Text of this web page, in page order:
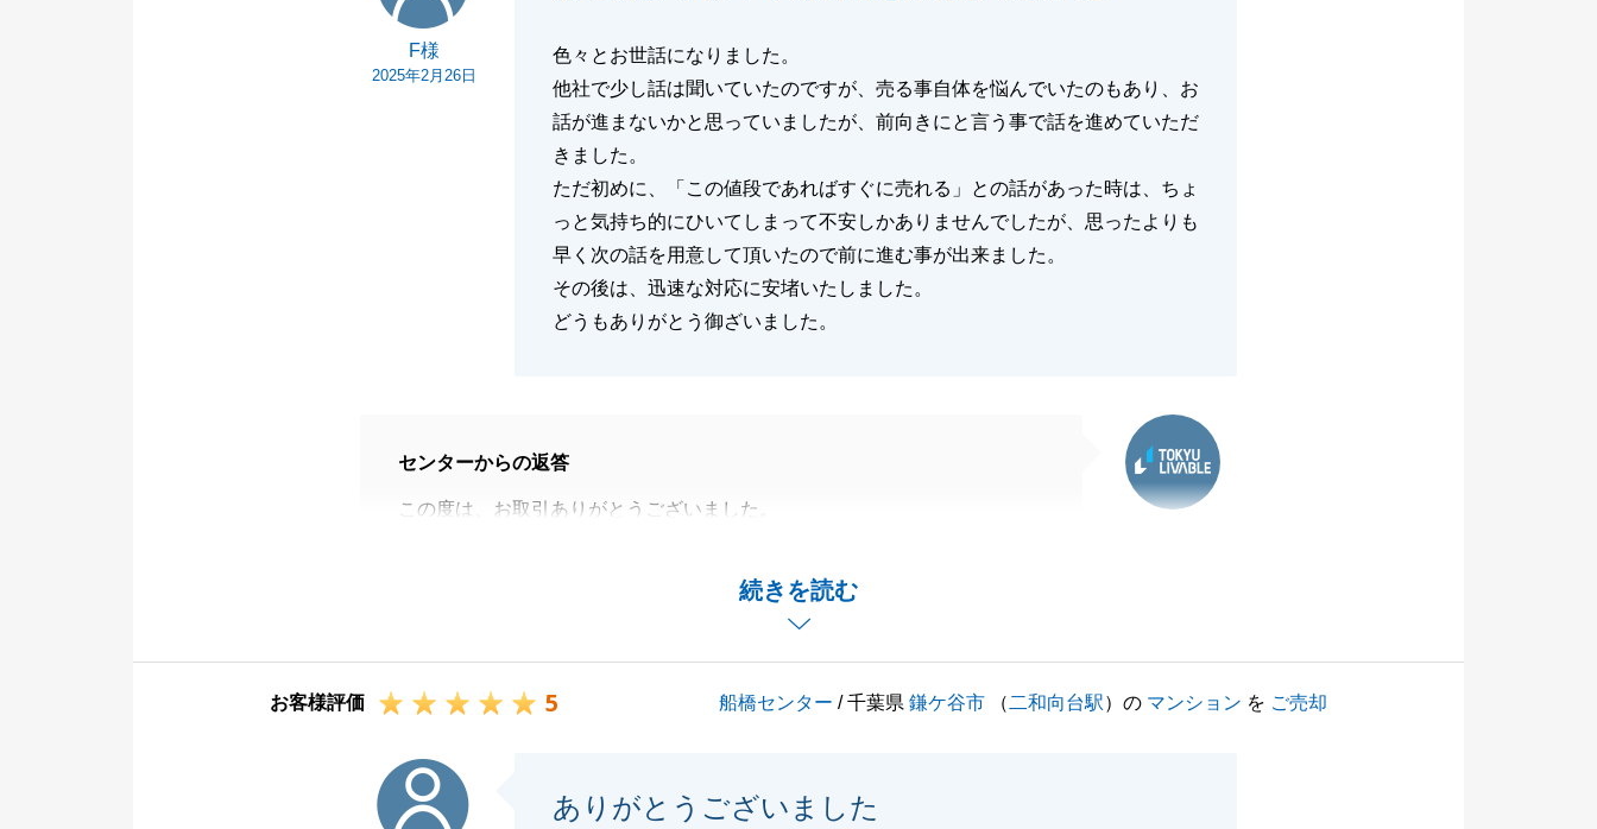
F様
2025年2月26日
色々とお世話になりました。
他社で少し話は聞いていたのですが、売る事自体を悩んでいたのもあり、お
話が進まないかと思っていましたが、前向きにと言う事で話を進めていただ
きました。
ただ初めに、「この値段であればすぐに売れる」との話があった時は、ちょ
っと気持ち的にひいてしまって不安しかありませんでしたが、思ったよりも
早く次の話を用意して頂いたので前に進む事が出来ました。
その後は、迅速な対応に安堵いたしました。
どうもありがとう御ざいました。
続きを読む
センターからの返答
この度は、お取引ありがとうございました。
き、大きなトラブルもなく進められて良かったです。
今後、不動産の事でお困りな事がございましたらお気軽に申し付け下さい。
お客様評価 5 船橋センター / 千葉県鎌ケ谷市 （ 二和向台駅）の マンション を ご売却
ありがとうございました